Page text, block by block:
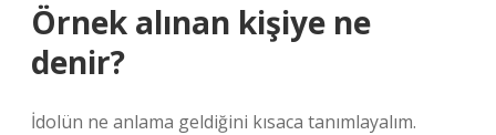
Örnek alınan kişiye ne
denir?
İdolün ne anlama geldiğini kısaca tanımlayalım.